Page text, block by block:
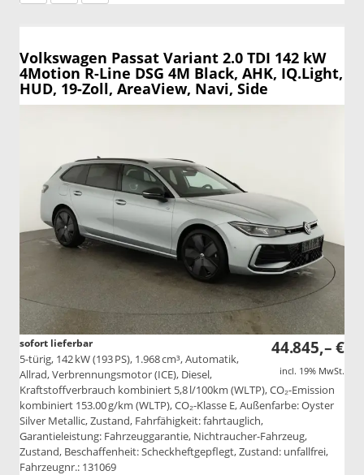
Volkswagen Passat Variant 2.0 TDI 142 kW
4Motion R-Line DSG 4M Black, AHK, IQ.Light,
HUD, 19-Zoll, AreaView, Navi, Side
44.845,– €
incl. 19% MwSt.
sofort lieferbar
5-türig, 142 kW (193 PS), 1.968 cm³, Automatik,
Allrad, Verbrennungsmotor (ICE), Diesel,
Kraftstoffverbrauch kombiniert 5,8 l/100km (WLTP), CO₂-Emission
kombiniert 153.00 g/km (WLTP), CO₂-Klasse E, Außenfarbe: Oyster
Silver Metallic, Zustand, Fahrfähigkeit: fahrtauglich,
Garantieleistung: Fahrzeuggarantie, Nichtraucher-Fahrzeug,
Zustand, Beschaffenheit: Scheckheftgepflegt, Zustand: unfallfrei,
Fahrzeugnr.: 131069